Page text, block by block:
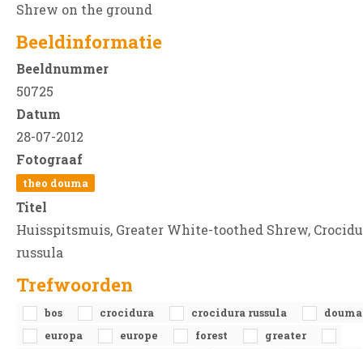
Shrew on the ground
Beeldinformatie
Beeldnummer
50725
Datum
28-07-2012
Fotograaf
theo douma
Titel
Huisspitsmuis, Greater White-toothed Shrew,
russula
Trefwoorden
bos crocidura crocidura russula
douma
europa
europe forest
greater